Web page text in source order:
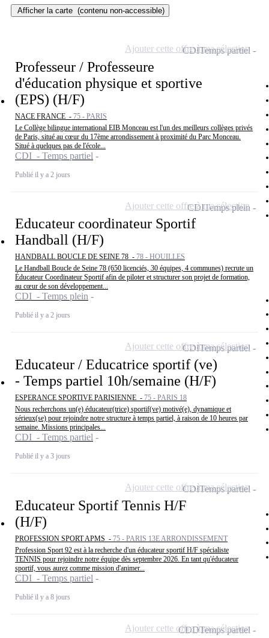
Afficher la carte (contenu non-accessible)
Professeur / Professeure
d'éducation physique et sportive
(EPS) (H/F)
NACE FRANCE - 75 - PARIS
Le Collège bilingue international EIB Monceau est l'un des meilleurs collèges privés
de Paris, situé au cœur du 17ème arrondissement à proximité du Parc Monceau.
Situé à quelques pas de l'école...
CDI - Temps partiel
Publié il y a 2 jours
CDITemps partiel
Ajouter cette offre à ma sélection
Educateur coordinateur Sportif
Handball (H/F)
HANDBALL BOUCLE DE SEINE 78 - 78 - HOUILLES
Le Handball Boucle de Seine 78 (650 licenciés, 30 équipes, 4 communes) recrute un
Éducateur Coordinateur Sportif afin de piloter et structurer son projet de formation,
au cœur de son développement...
CDI - Temps plein
Publié il y a 2 jours
CDITemps plein
Ajouter cette offre à ma sélection
Educateur / Educatrice sportif (ve)
- Temps partiel 10h/semaine (H/F)
ESPERANCE SPORTIVE PARISIENNE - 75 - PARIS 18
Nous recherchons un(e) éducateur(trice) sportif(ve) motivé(e), dynamique et
sérieux(se) pour rejoindre notre structure à temps partiel, à raison de 10 heures par
semaine. Missions principales...
CDI - Temps partiel
Publié il y a 3 jours
CDITemps partiel
Ajouter cette offre à ma sélection
Educateur Sportif Tennis H/F
(H/F)
PROFESSION SPORT APMS - 75 - PARIS 13E ARRONDISSEMENT
Profession Sport 92 est à la recherche d'un éducateur sportif H/F spécialiste
TENNIS pour rejoindre notre équipe dès septembre 2026. En tant qu'éducateur
sportif, vous aurez comme mission d'animer...
CDI - Temps partiel
Publié il y a 8 jours
CDITemps partiel
Ajouter cette offre à ma sélection
CDDTemps partiel
Ajouter cette offre à ma sélection